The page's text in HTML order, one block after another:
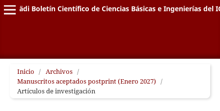
Pädi Boletín Científico de Ciencias Básicas e Ingenierías del
Inicio / Archivos /
Manuscritos aceptados postprint (Enero 2027) /
Artículos de investigación